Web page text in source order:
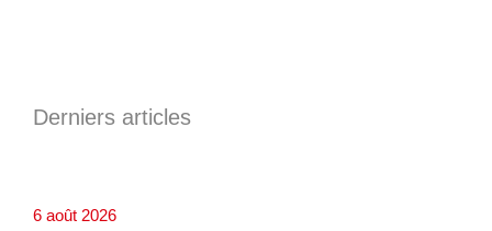
Derniers articles
6 août 2026